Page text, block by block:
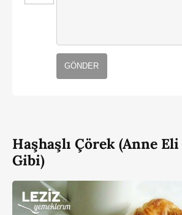
GÖNDER
Haşhaşlı Çörek (Anne
Gibi)